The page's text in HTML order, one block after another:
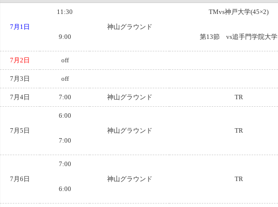
7月1日
11:30
9:00
神山グラウンド
TMvs神戸大学(45×2)
第13節 vs追手門学院大学
7月2日 off
7月3日 off
7月4日 7:00 神山グラウンド TR
7月5日
6:00
7:00
神山グラウンド TR
7月6日
7:00
6:00
神山グラウンド TR